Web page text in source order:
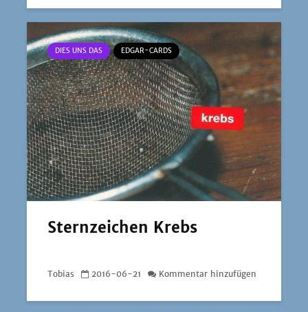
DIES UNS DAS EDGAR-CARDS
Sternzeichen Krebs
Tobias 2016-06-21 Kommentar hinzufügen